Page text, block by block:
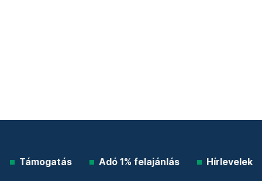
Támogatás Adó 1% felajánlás Hírlevelek